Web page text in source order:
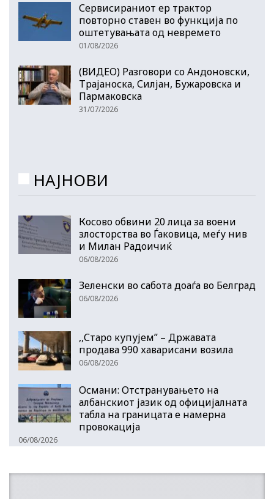
Сервисираниот ер трактор
повторно ставен во функција по
оштетувањата од невремето
01/08/2026
(ВИДЕО) Разговори со Андоновски,
Трајаноска, Силјан, Бужаровска и
Пармаковска
31/07/2026
НАЈНОВИ
Косово обвини 20 лица за воени
злосторства во Ѓаковица, меѓу нив
и Милан Радоичиќ
06/08/2026
Зеленски во сабота доаѓа во Белград
06/08/2026
,,Старо купујем” – Државата
продава 990 хаварисани возила
06/08/2026
Османи: Отстранувањето на
албанскиот јазик од официјалната
табла на границата е намерна
провокација
06/08/2026